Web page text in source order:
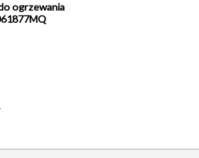
ogrzewania